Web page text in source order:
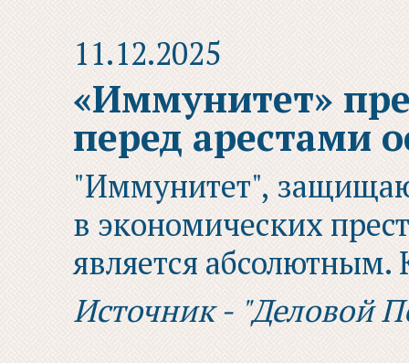
11.12.2025
«Иммунитет»
перед арестами
"Иммунитет",
в экономических
является
Источник - "Деловой